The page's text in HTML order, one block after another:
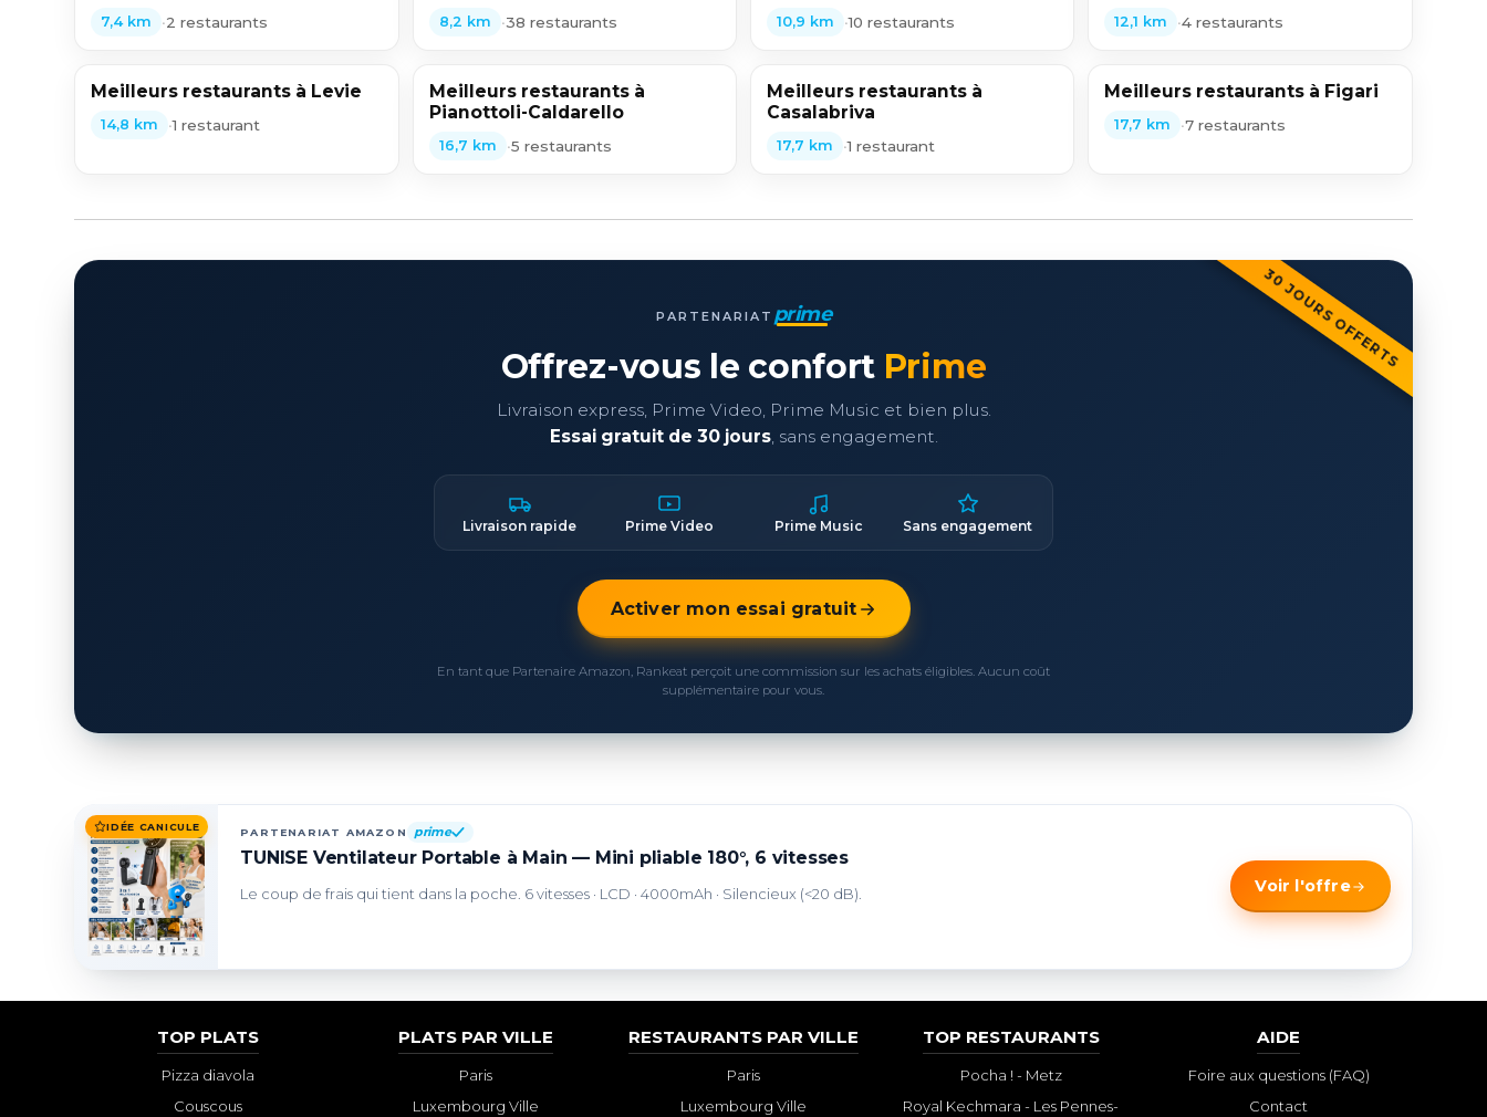
7,4 km •2 restaurants 8,2 km •38 restaurants 10,9 km •10 restaurants 12,1 km •4 restaurants
Meilleurs restaurants à Levie
14,8 km •1 restaurant
Meilleurs restaurants à
Pianottoli-Caldarello
16,7 km •5 restaurants
Meilleurs restaurants à
Casalabriva
17,7 km •1 restaurant
Meilleurs restaurants à Figari
17,7 km •7 restaurants
30 JOURS OFFERTS
PARTENARIAT prime
Offrez-vous le confort Prime
Livraison express, Prime Video, Prime Music et bien plus.
Essai gratuit de 30 jours, sans engagement.
Livraison rapide Prime Video Prime Music Sans engagement
Activer mon essai gratuit
En tant que Partenaire Amazon, Rankeat perçoit une commission sur les achats éligibles. Aucun coût
supplémentaire pour vous.
IDÉE CANICULE PARTENARIAT AMAZON prime
TUNISE Ventilateur Portable à Main — Mini pliable 180°, 6 vitesses
Le coup de frais qui tient dans la poche. 6 vitesses · LCD · 4000mAh · Silencieux (<20 dB). Voir l'offre
TOP PLATS
Pizza diavola
Couscous
PLATS PAR VILLE
Paris
Luxembourg Ville
RESTAURANTS PAR VILLE
Paris
Luxembourg Ville
TOP RESTAURANTS
Pocha ! - Metz
Royal Kechmara - Les Pennes-
AIDE
Foire aux questions (FAQ)
Contact